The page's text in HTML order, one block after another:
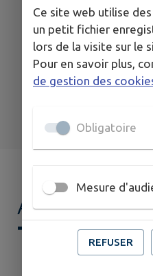
l'A.C.C.A
AGENDA
Ce site web utilise
un petit fichier
lors de la visite sur le
Pour en savoir plus,
de gestion des
Obligatoire
Mesure
REFUSER